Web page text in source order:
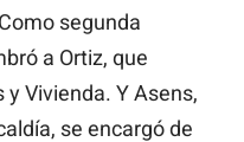
segunda
a Ortiz, que
Vivienda. Y Asens,
se encargó de